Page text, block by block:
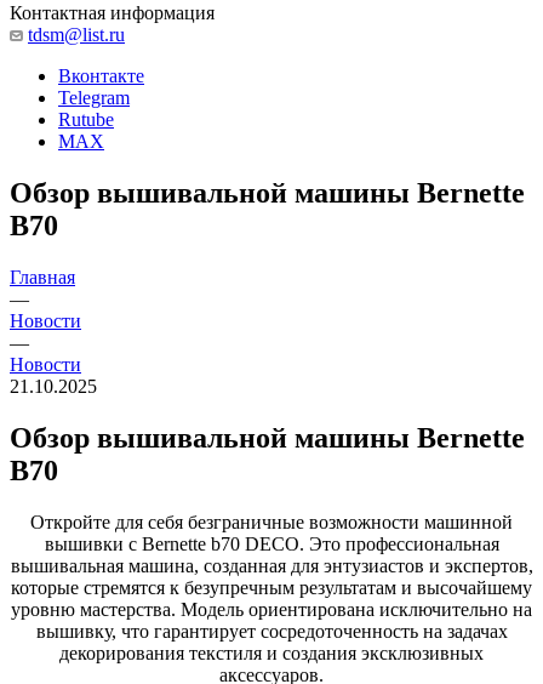
Контактная информация
tdsm@list.ru
Вконтакте
Telegram
Rutube
MAX
Обзор вышивальной машины Bernette
B70
Главная
—
Новости
—
Новости
21.10.2025
Обзор вышивальной машины Bernette
B70
Откройте для себя безграничные возможности машинной
вышивки с Bernette b70 DECO. Это профессиональная
вышивальная машина, созданная для энтузиастов и экспертов,
которые стремятся к безупречным результатам и высочайшему
уровню мастерства. Модель ориентирована исключительно на
вышивку, что гарантирует сосредоточенность на задачах
декорирования текстиля и создания эксклюзивных
аксессуаров.